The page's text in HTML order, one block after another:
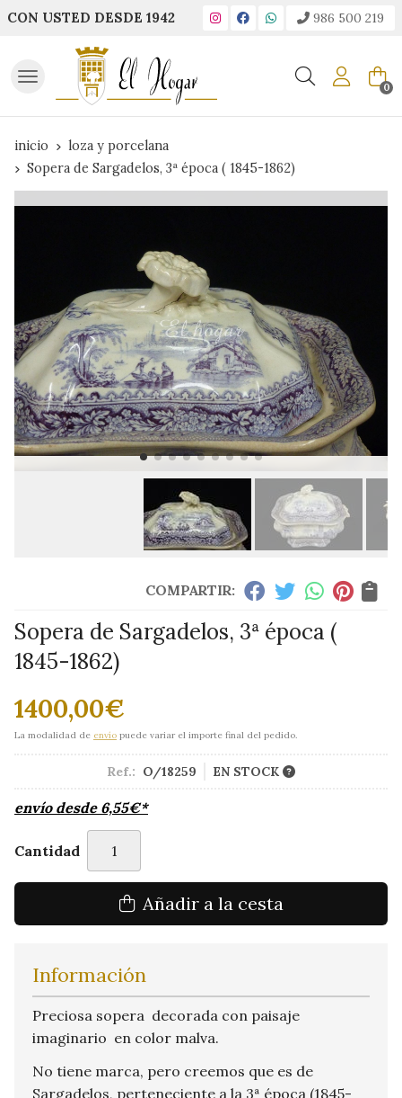
CON USTED DESDE 1942 986 500 219
Buscar 0
inicio
loza y porcelana
Sopera de Sargadelos, 3ª época ( 1845-1862)
COMPARTIR:
Sopera de Sargadelos, 3ª época (
1845-1862)
1400,00€
La modalidad de envío puede variar el importe final del pedido.
Ref.: O/18259 EN STOCK
envío desde 6,55€*
Cantidad
Añadir a la cesta
Información
Preciosa sopera decorada con paisaje
imaginario en color malva.
No tiene marca, pero creemos que es de
Sargadelos, perteneciente a la 3ª época (1845-